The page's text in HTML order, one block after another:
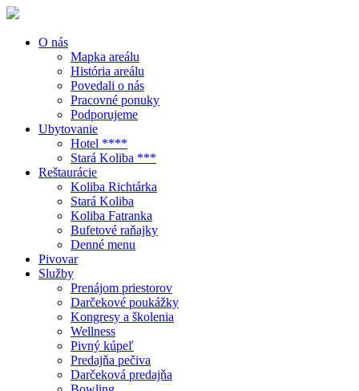
O nás
Mapka areálu
História areálu
Povedali o nás
Pracovné ponuky
Podporujeme
Ubytovanie
Hotel ****
Stará Koliba ***
Reštaurácie
Koliba Richtárka
Stará Koliba
Koliba Fatranka
Bufetové raňajky
Denné menu
Pivovar
Služby
Prenájom priestorov
Darčekové poukážky
Kongresy a školenia
Wellness
Pivný kúpeľ
Predajňa pečiva
Darčeková predajňa